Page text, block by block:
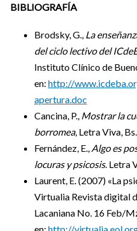
BIBLIOGRAFÍA
Brodsky, G., La
del ciclo lectivo del
Instituto Clínico de
en: http://
apertura.doc
Cancina, P., Mostrar la
borromea, Letra Viva,
Fernández, E., Algo es
locuras y psicosis. Letra
Laurent, E. (2007) «La
Virtualia Revista digital
Lacaniana No. 16 Feb/